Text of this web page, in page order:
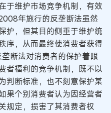
于维护市场竞争机制，有效
年施行的反垄断法虽然
护，但其目的侧重于维护统
序，从而最终使消费者获得
断法对消费者的保护着眼
者福利的竞争机制，既不以
判断标准，也不刻意保护某
果个别消费者认为因经营者
规定，损害了其消费者权